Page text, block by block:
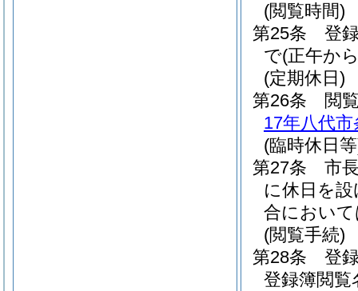
(閲覧時間)
第25条
登
で(正午か
(定期休日)
第26条
閲
17年八代
(臨時休日
第27条
市
に休日を
合におい
(閲覧手続)
第28条
登
登録簿閲覧